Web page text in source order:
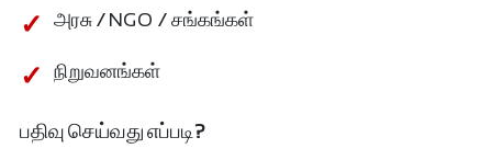
அரசு / NGO / சங்கங்கள்
நிறுவனங்கள்
பதிவு செய்வது எப்படி?